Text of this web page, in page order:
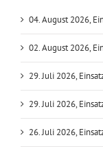
04. August 2026,
02. August 2026,
29. Juli 2026,
29. Juli 2026,
26. Juli 2026,